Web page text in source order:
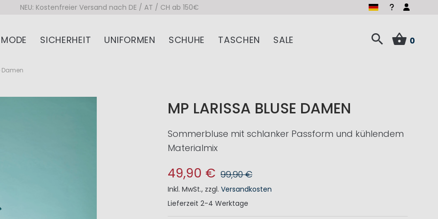
NEU: Kostenfreier Versand nach DE / AT / CH ab 150€
MODE SICHERHEIT UNIFORMEN SCHUHE TASCHEN SALE 0
Damen
MP LARISSA BLUSE DAMEN
Sommerbluse mit schlanker Passform und kühlendem
Materialmix
49,90 € 99,90 €
Inkl. MwSt., zzgl.Versandkosten
Lieferzeit 2-4 Werktage